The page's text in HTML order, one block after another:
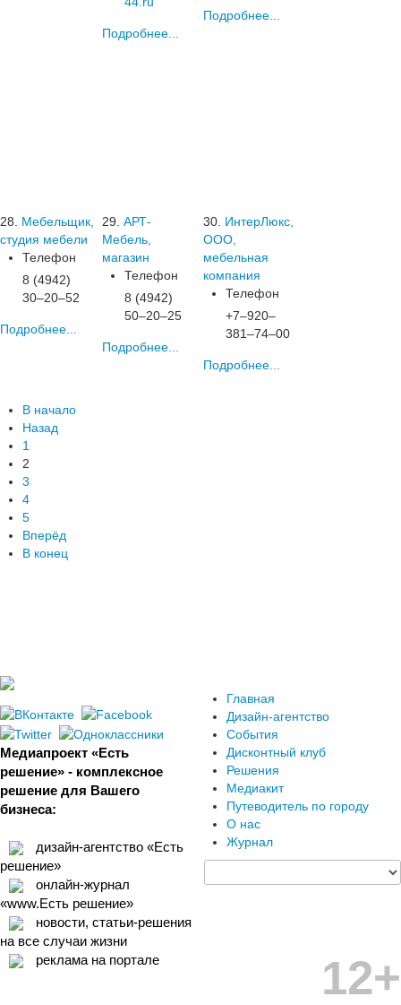
Подробнее...
Подробнее...
28.
Мебельщик,
студия мебели
Телефон
8 (4942)
30‒20‒52
Подробнее...
29. АРТ-
Мебель,
магазин
Телефон
8 (4942)
50‒20‒25
Подробнее...
30. ИнтерЛюкс,
ООО,
мебельная
компания
Телефон
+7‒920‒
381‒74‒00
Подробнее...
В начало
Назад
1
2
3
4
5
Вперёд
В конец
Медиапроект «Есть
решение» - комплексное
решение для Вашего
бизнеса:
дизайн-агентство «Есть
решение»
онлайн-журнал
«www.Есть решение»
новости, статьи-решения
на все случаи жизни
реклама на портале
Главная
Дизайн-агентство
События
Дисконтный клуб
Решения
Медиакит
Путеводитель по городу
О нас
Журнал
12+